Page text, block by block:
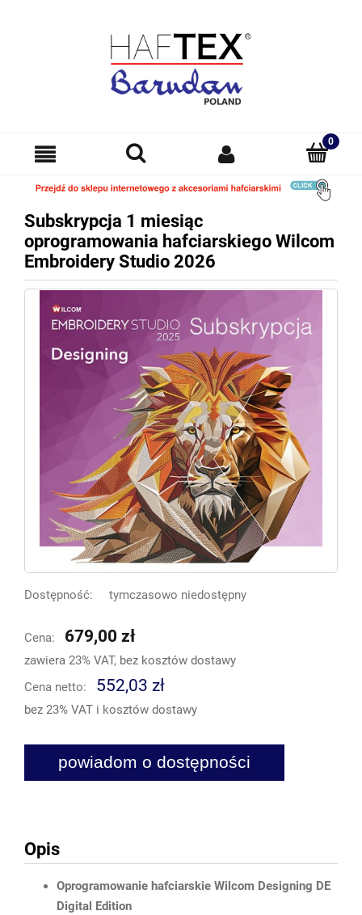
Subskrypcja 1 miesiąc
oprogramowania hafciarskiego Wilcom
Embroidery Studio 2026
Dostępność: tymczasowo niedostępny
Cena: 679,00 zł
zawiera 23% VAT, bez kosztów dostawy
Cena netto:
552,03 zł
bez 23% VAT i kosztów dostawy
powiadom o dostępności
Opis
Oprogramowanie hafciarskie Wilcom Designing DE
Digital Edition